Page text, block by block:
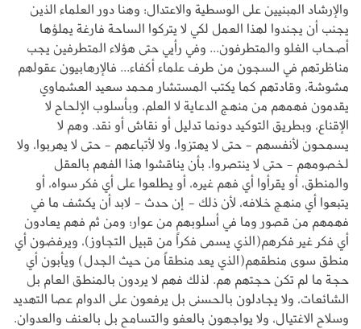
والإرشاد المبنيين على الوسطية والاعتدال؛ وهنا دور العلماء الذين
يجنب أن يجندوا لهذا العمل لكي لا يتركوا الساحة فارغة يملؤها
أصحاب الغلو والمتطرفون... وفي رأيي حتى هؤلاء المتطرفين يجب
مناظرتهم في السجون من طرف علماء أكفاء... فالإرهابيون عقولهم
مشوشة، وقادتهم كما يكتب المستشار محمد سعيد العشماوي
يقدمون فهمهم من منهج الدعاية لا العلم، وبأسلوب الإلحاح لا
الإقناع، وبطريق التوكيد دونما تدليل أو نقاش أو نقد. وهم لا
يسمحون لأنفسهم - حتى لا يهتزوا، ولا لأتباعهم - حتى لا يهربوا، ولا
لخصومهم - حتى لا ينتصروا، بأن يناقشوا هذا الفهم بالعقل
والمنطق، أو يقرأوا أي فهم غيره، أو يطلعوا على أي فكر سواه، أو
يتبعوا أي منهج خلافه، لأن ذلك - إن حدث - لابد أن يكشف ما في
فهمهم من قصور وما في أسلوبهم من عوار؛ ومن ثم فهم يعادون
أي فكر غير فكرهم(الذي يسمى فكراً من قبيل التجاوز)، ويرفضون أي
منطق سوى منطقهم(الذي يعد منطقاً من حيث الجدل) ويأبون أي
حجة ما لم تكن حجتهم هم. لذلك فهم لا يردون بالمنطق العام بل
الشائعات، ولا يجادلون بالحسنى بل يرفعون على الدوام عصا التهديد
وسلاح الاغتيال، ولا يواجهون بالعفو والتسامح بل بالعنف والعدوان.